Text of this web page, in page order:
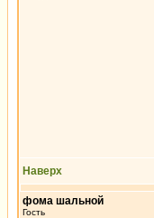
Наверх
фома шальной
Гость